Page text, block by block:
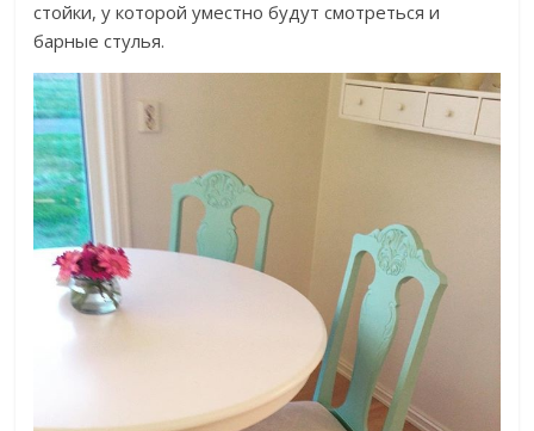
стойки, у которой уместно будут смотреться и
барные стулья.